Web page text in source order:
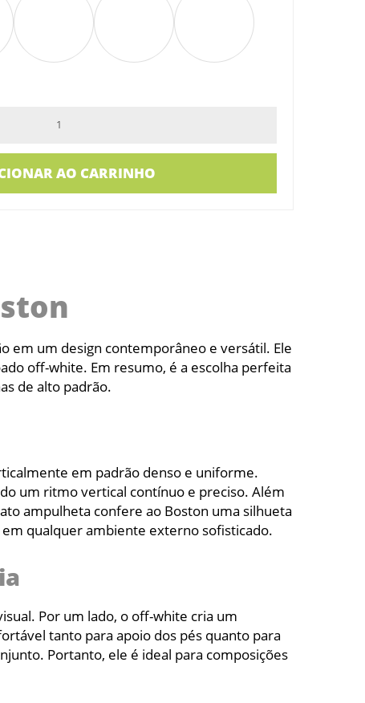
AO CARRINHO
em um design contemporâneo e versátil. Ele
off-white. Em resumo, é a escolha perfeita
de alto padrão.
em padrão denso e uniforme.
um ritmo vertical contínuo e preciso. Além
ampulheta confere ao Boston uma silhueta
qualquer ambiente externo sofisticado.
Por um lado, o off-white cria um
tanto para apoio dos pés quanto para
Portanto, ele é ideal para composições